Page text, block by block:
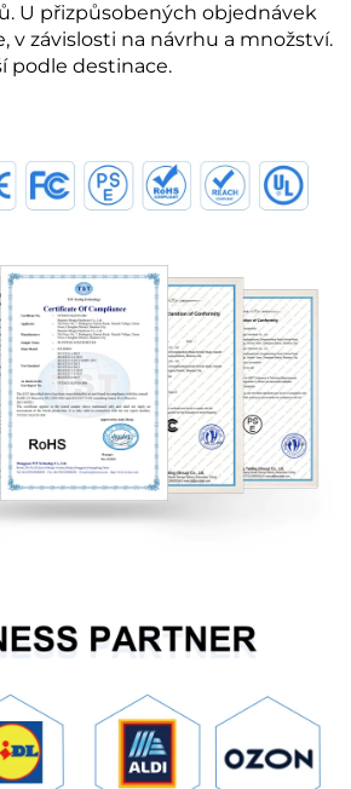
U přizpůsobených objednávek
v závislosti na návrhu a množství.
podle destinace.